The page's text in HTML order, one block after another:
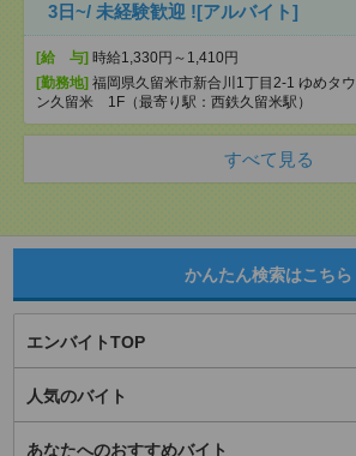
3日~/ 未経験歓迎 ![アルバイト]
[給 与] 時給1,330円～1,410円
[勤務地] 福岡県久留米市新合川1丁目2-1 ゆめタウ
ン久留米 1F（最寄り駅：西鉄久留米駅）
すべて見る
かんたん検索はこちら
エンバイトTOP
人気のバイト
あなたへのおすすめバイト